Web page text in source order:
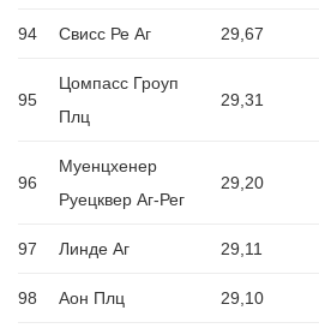
94 Свисс Ре Аг 29,67
95
Цомпасс Гроуп
Плц
29,31
96
Муенцхенер
Руецквер Аг-Рег
29,20
97 Линде Аг 29,11
98 Аон Плц 29,10